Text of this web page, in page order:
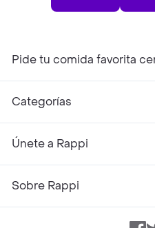
Pide tu comida favorita
Categorías
Únete a Rappi
Sobre Rappi